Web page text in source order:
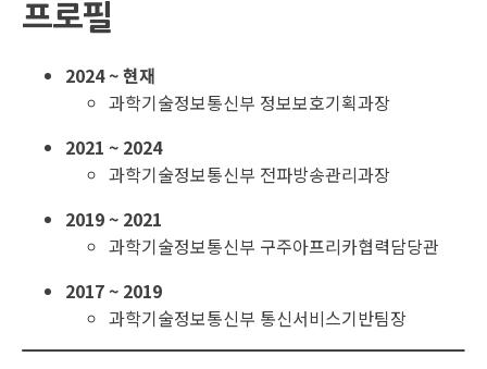
프로필
2024 ~ 현재
과학기술정보통신부 정보보호기획과장
2021 ~ 2024
과학기술정보통신부 전파방송관리과장
2019 ~ 2021
과학기술정보통신부 구주아프리카협력담당관
2017 ~ 2019
과학기술정보통신부 통신서비스기반팀장